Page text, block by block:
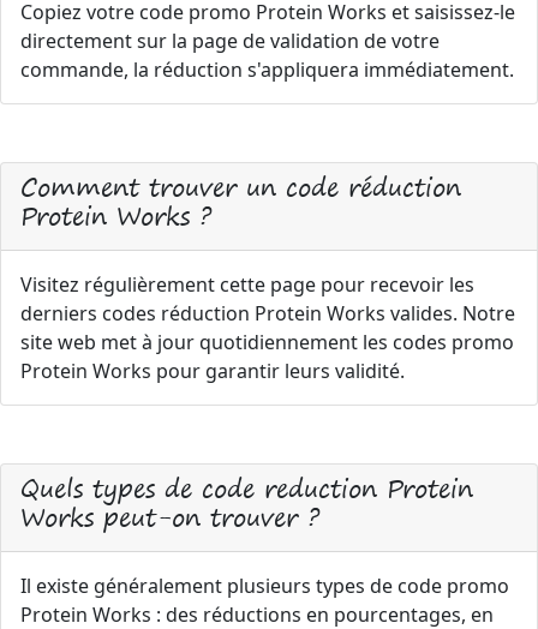
Copiez votre code promo Protein Works et saisissez-le
directement sur la page de validation de votre
commande, la réduction s'appliquera immédiatement.
Comment trouver un code réduction
Protein Works ?
Visitez régulièrement cette page pour recevoir les
derniers codes réduction Protein Works valides. Notre
site web met à jour quotidiennement les codes promo
Protein Works pour garantir leurs validité.
Quels types de code reduction Protein
Works peut-on trouver ?
Il existe généralement plusieurs types de code promo
Protein Works : des réductions en pourcentages, en